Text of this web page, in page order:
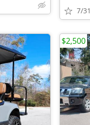
7/31
$2,500